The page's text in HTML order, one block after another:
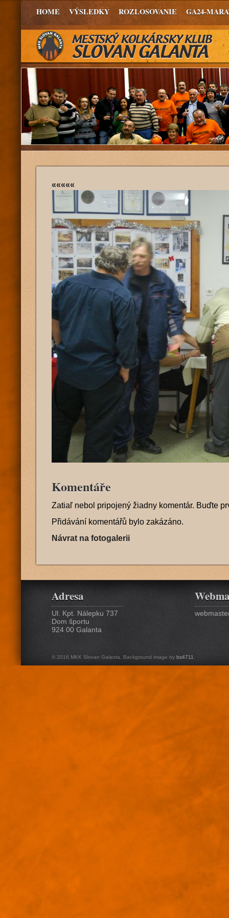
HOME VÝSLEDKY ROZLOSOVANIE GA24-
«««««
Komentáře
Zatiaľ nebol pripojený žiadny komentár. Buďte
Přidávání komentářů bylo zakázáno.
Návrat na fotogalerii
Adresa
Ul. Kpt. Nálepku 737
Dom športu
924 00 Galanta
© 2016 MKK Slovan Galanta. Background image by bs4711